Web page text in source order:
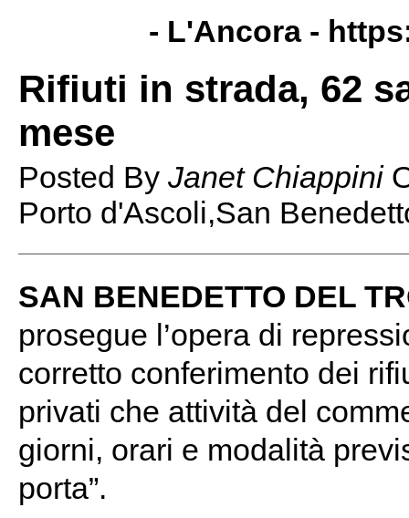
- L'Ancora -
Rifiuti in strada, 62
mese
Posted By Janet Chiappini
Porto d'Ascoli,San
SAN BENEDETTO DEL
prosegue l’opera di
corretto conferimento dei
privati che attività del
giorni, orari e modalità
porta”.